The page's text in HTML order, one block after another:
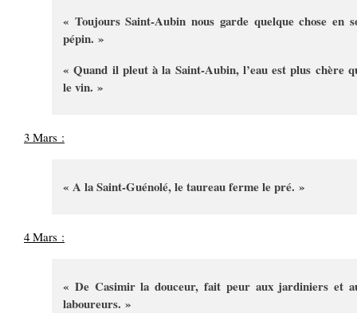
« Toujours Saint-Aubin nous garde quelque chose en
pépin. »
« Quand il pleut à la Saint-Aubin, l’eau est plus chère
le vin. »
3 Mars :
« A la Saint-Guénolé, le taureau ferme le pré. »
4 Mars :
« De Casimir la douceur, fait peur aux jardiniers et
laboureurs. »